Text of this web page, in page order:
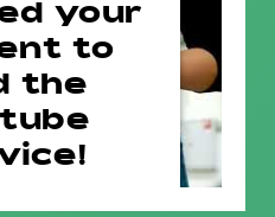
your
to
the